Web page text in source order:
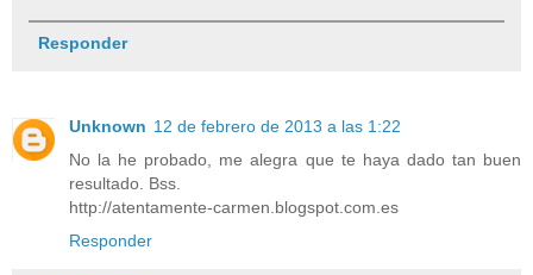
Responder
Unknown 12 de febrero de 2013 a las 1:22
No la he probado, me alegra que te haya dado tan buen
resultado. Bss.
http://atentamente-carmen.blogspot.com.es
Responder